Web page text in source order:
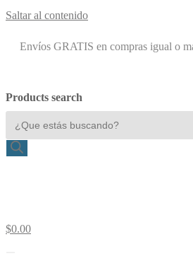
Saltar al contenido
Envíos GRATIS en compras igual o
Products search
$0.00